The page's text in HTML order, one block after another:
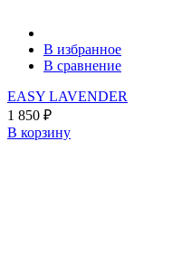
В избранное
В сравнение
EASY LAVENDER
1 850 ₽
В корзину